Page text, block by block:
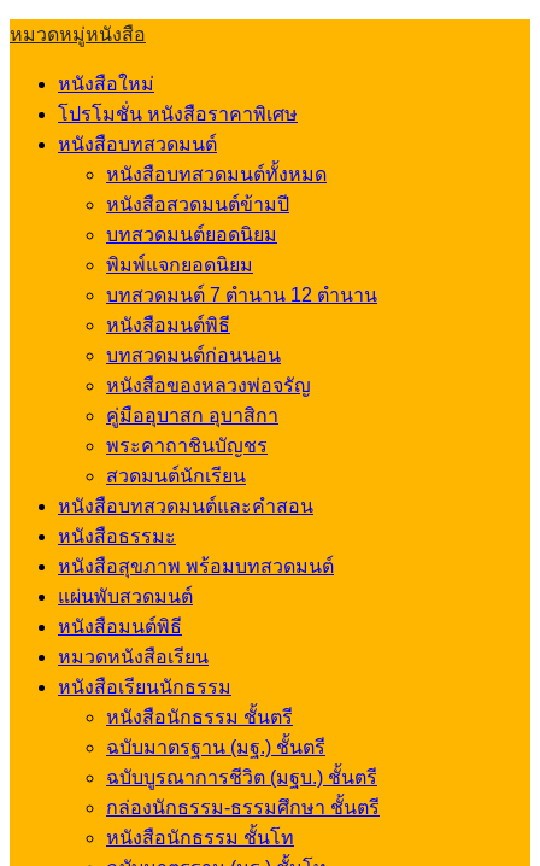
หมวดหมู่หนังสือ
หนังสือใหม่
โปรโมชั่น หนังสือราคาพิเศษ
หนังสือบทสวดมนต์
หนังสือบทสวดมนต์ทั้งหมด
หนังสือสวดมนต์ข้ามปี
บทสวดมนต์ยอดนิยม
พิมพ์แจกยอดนิยม
บทสวดมนต์ 7 ตำนาน 12 ตำนาน
หนังสือมนต์พิธี
บทสวดมนต์ก่อนนอน
หนังสือของหลวงพ่อจรัญ
คู่มืออุบาสก อุบาสิกา
พระคาถาชินบัญชร
สวดมนต์นักเรียน
หนังสือบทสวดมนต์และคำสอน
หนังสือธรรมะ
หนังสือสุขภาพ พร้อมบทสวดมนต์
แผ่นพับสวดมนต์
หนังสือมนต์พิธี
หมวดหนังสือเรียน
หนังสือเรียนนักธรรม
หนังสือนักธรรม ชั้นตรี
ฉบับมาตรฐาน (มฐ.) ชั้นตรี
ฉบับบูรณาการชีวิต (มฐบ.) ชั้นตรี
กล่องนักธรรม-ธรรมศึกษา ชั้นตรี
หนังสือนักธรรม ชั้นโท